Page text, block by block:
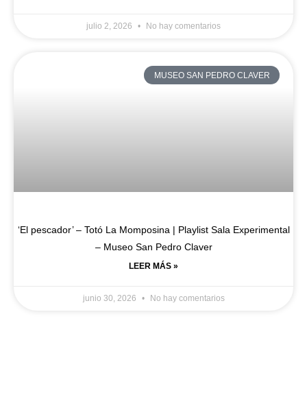
julio 2, 2026 No hay comentarios
MUSEO SAN PEDRO CLAVER
‘El pescador’ – Totó La Momposina | Playlist Sala Experimental
– Museo San Pedro Claver
LEER MÁS »
junio 30, 2026 No hay comentarios